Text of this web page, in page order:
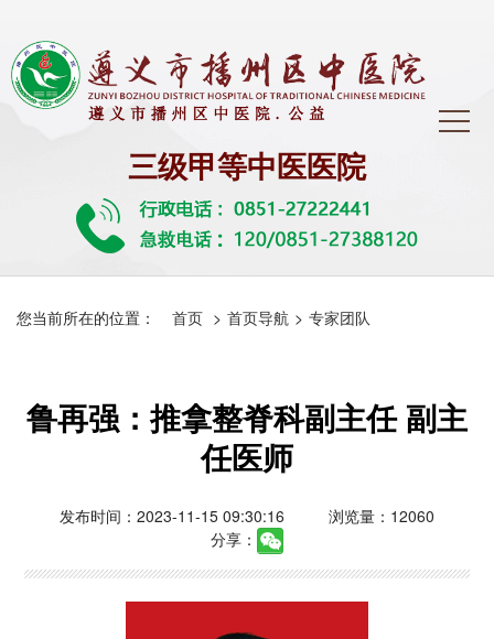
三级甲等中医医院
您当前所在的位置： 首页 > 首页导航 > 专家团队
鲁再强：推拿整脊科副主任 副主
任医师
发布时间：2023-11-15 09:30:16
浏览量：12060
分享：